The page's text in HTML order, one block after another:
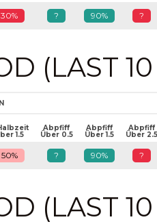
30% ? 90% ?
(LAST
1.5
Abpfiff
Über 0.5
Abpfiff
Über 1.5
Abpfiff
Über 2.5
50% ? 90% ?
(LAST